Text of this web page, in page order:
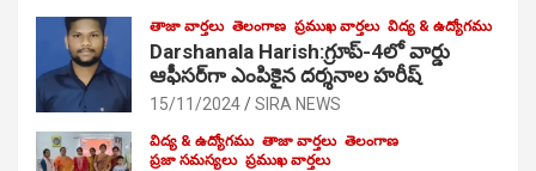
తాజా వార్తలు తెలంగాణ ప్రముఖ వార్తలు విద్య & ఉద్యోగము
Darshanala Harish:గ్రూప్-4లో వార్డు
ఆఫీసర్‌గా ఎంపికైన దర్శనాల హరీష్
15/11/2024 SIRA NEWS
విద్య & ఉద్యోగము తాజా వార్తలు తెలంగాణ
ప్రజా సమస్యలు ప్రముఖ వార్తలు